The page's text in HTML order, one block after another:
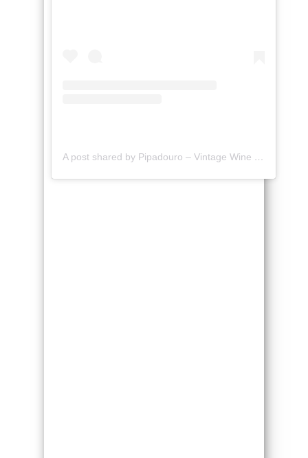
A post shared by Pipadouro – Vintage Wine Travel (@pipadouro)